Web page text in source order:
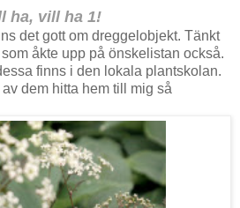
ha, vill ha 1!
det gott om dreggelobjekt. Tänkt
åkte upp på önskelistan också.
finns i den lokala plantskolan.
dem hitta hem till mig så